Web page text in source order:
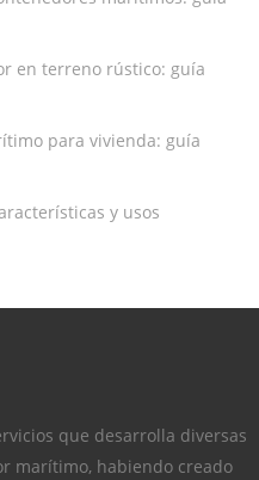
en terreno rústico: guía
para vivienda: guía
y usos
que desarrolla diversas
marítimo, habiendo creado